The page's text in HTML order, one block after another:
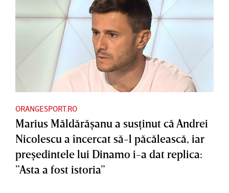
ORANGESPORT.RO
Marius Măldărăşanu a susţinut că Andrei
Nicolescu a încercat să-l păcălească, iar
preşedintele lui Dinamo i-a dat replica:
”Asta a fost istoria”